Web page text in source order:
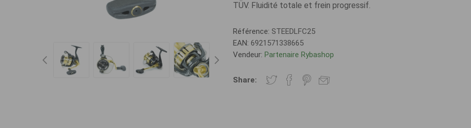
TÜV. Fluidité totale et frein progressif.
Référence: STEEDLFC25
EAN: 6921571338665
Vendeur: Partenaire Rybashop
Share: